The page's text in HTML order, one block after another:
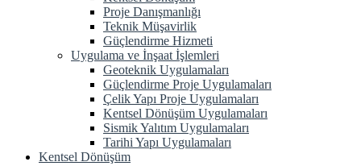
Proje Danışmanlığı
Teknik Müşavirlik
Güçlendirme Hizmeti
Uygulama ve İnşaat İşlemleri
Geoteknik Uygulamaları
Güçlendirme Proje Uygulamaları
Çelik Yapı Proje Uygulamaları
Kentsel Dönüşüm Uygulamaları
Sismik Yalıtım Uygulamaları
Tarihi Yapı Uygulamaları
Kentsel Dönüşüm